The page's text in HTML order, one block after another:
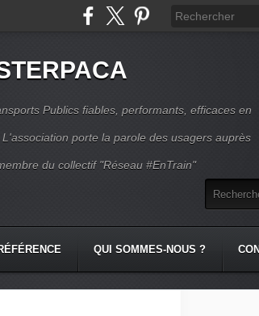
Publics fiables, performants, efficaces en
porte la parole des usagers auprès
du collectif "Réseau #EnTrain"
QUI SOMMES-NOUS ?